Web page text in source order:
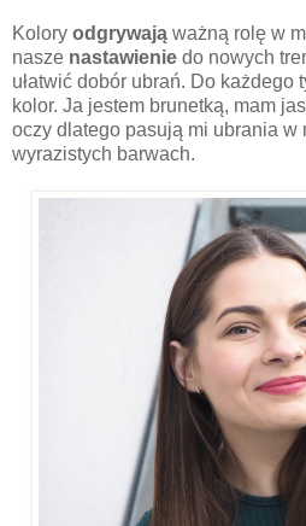
Kolory odgrywają ważną rolę w
nasze nastawienie do nowych
ułatwić dobór ubrań. Do każdego
kolor. Ja jestem brunetką, mam
oczy dlatego pasują mi ubrania w
wyrazistych barwach.